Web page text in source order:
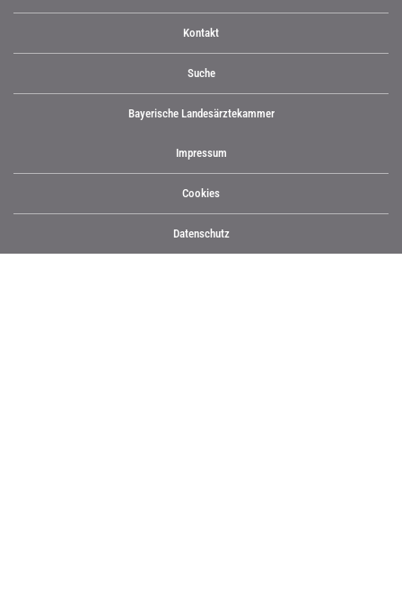
Kontakt
Suche
Bayerische Landesärztekammer
Impressum
Cookies
Datenschutz